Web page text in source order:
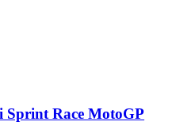
Race MotoGP